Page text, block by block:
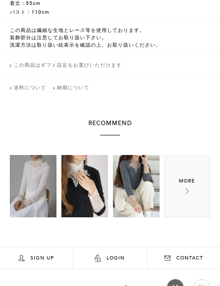
着丈：55cm
バスト：110cm
この商品は繊細な生地とレース等を使用しております。
装飾部分は注意してお取り扱い下さい。
洗濯方法は取り扱い絵表示を確認の上、お取り扱いください。
この商品はギフト設定をお選びいただけます
送料について 納期について
RECOMMEND
SIGN UP LOGIN CONTACT